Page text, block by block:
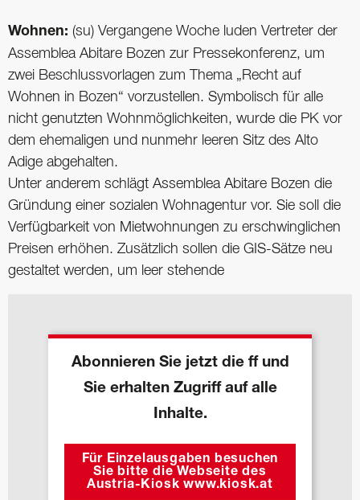
Wohnen: (su) Vergangene Woche luden Vertreter der
Assemblea Abitare Bozen zur Pressekonferenz, um
zwei Beschlussvorlagen zum Thema „Recht auf
Wohnen in Bozen“ vorzustellen. Symbolisch für alle
nicht genutzten Wohnmöglichkeiten, wurde die PK vor
dem ehemaligen und nunmehr leeren Sitz des Alto
Adige abgehalten.
Unter anderem schlägt Assemblea Abitare Bozen die
Gründung einer sozialen Wohnagentur vor. Sie soll die
Verfügbarkeit von Mietwohnungen zu erschwinglichen
Preisen erhöhen. Zusätzlich sollen die GIS-Sätze neu
gestaltet werden, um leer stehende
Abonnieren Sie jetzt die ff und
Sie erhalten Zugriff auf alle
Inhalte.
Für Einzelausgaben besuchen
Sie bitte die Webseite des
Austria-Kiosk www.kiosk.at